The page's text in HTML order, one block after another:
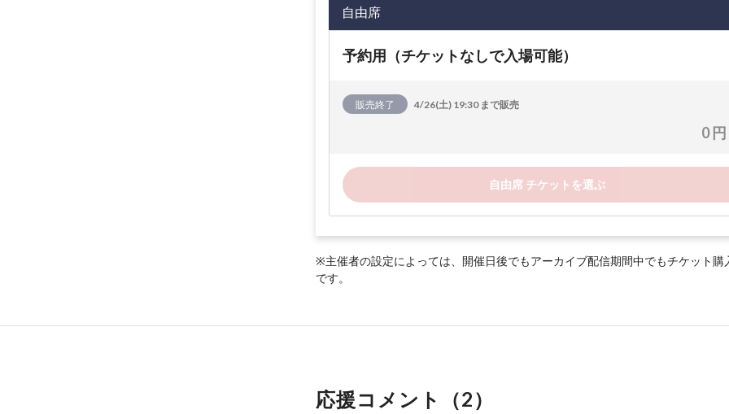
自由席
予約用（チケットなしで入場可能）
販売終了 4/26(土) 19:30 まで販売
0 円
自由席 チケットを選ぶ
※主催者の設定によっては、開催日後でもアーカイブ配信期間中でもチケット購
です。
応援コメント（2）